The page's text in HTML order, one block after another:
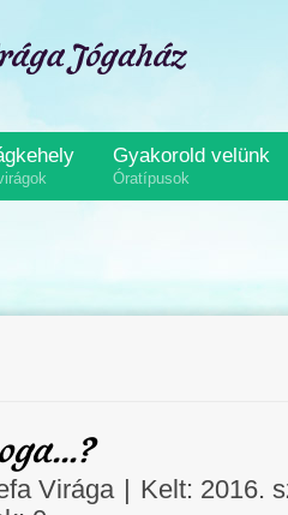
Gyakorold velünk
Óratípusok
Virága | Kelt: 2016.